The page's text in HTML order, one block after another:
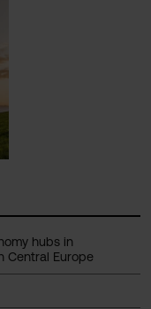
hubs in
Central Europe